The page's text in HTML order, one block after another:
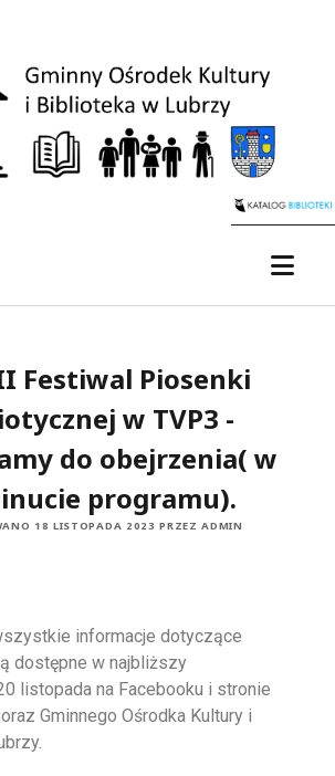
Festiwal Piosenki
w TVP3 -
do obejrzenia( w
programu).
18 LISTOPADA 2023 PRZEZ ADMIN
informacje dotyczące
dostępne w najbliższy
listopada na Facebooku i stronie
Gminnego Ośrodka Kultury i